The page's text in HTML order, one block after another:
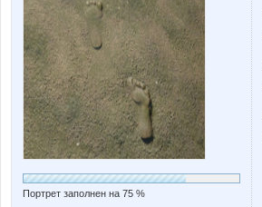
Портрет заполнен на 75 %